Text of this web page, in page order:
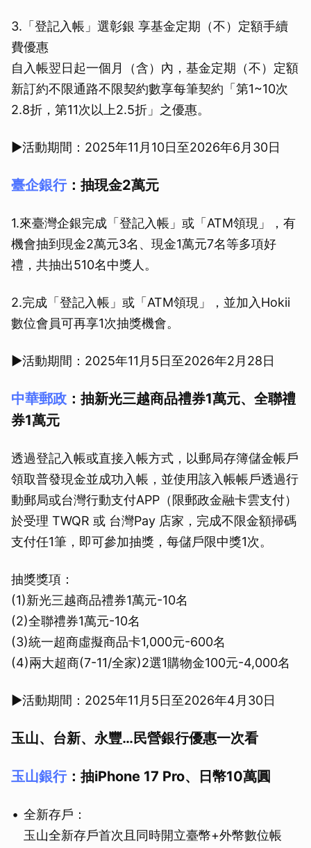
3.「登記入帳」選彰銀 享基金定期（不）定額手續
費優惠
自入帳翌日起一個月（含）內，基金定期（不）定額
新訂約不限通路不限契約數享每筆契約「第1~10次
2.8折，第11次以上2.5折」之優惠。
▶活動期間：2025年11月10日至2026年6月30日
臺企銀行：抽現金2萬元
1.來臺灣企銀完成「登記入帳」或「ATM領現」，有
機會抽到現金2萬元3名、現金1萬元7名等多項好
禮，共抽出510名中獎人。
2.完成「登記入帳」或「ATM領現」，並加入Hokii
數位會員可再享1次抽獎機會。
▶活動期間：2025年11月5日至2026年2月28日
中華郵政 ：抽新光三越商品禮券1萬元、全聯禮
券1萬元
透過登記入帳或直接入帳方式，以郵局存簿儲金帳戶
領取普發現金並成功入帳，並使用該入帳帳戶透過行
動郵局或台灣行動支付APP（限郵政金融卡雲支付）
於受理 TWQR 或 台灣Pay 店家，完成不限金額掃碼
支付任1筆，即可參加抽獎，每儲戶限中獎1次。
抽獎獎項：
(1)新光三越商品禮券1萬元-10名
(2)全聯禮券1萬元-10名
(3)統一超商虛擬商品卡1,000元-600名
(4)兩大超商(7-11/全家)2選1購物金100元-4,000名
▶活動期間：2025年11月5日至2026年4月30日
玉山、台新、永豐…民營銀行優惠一次看
玉山銀行：抽iPhone 17 Pro、日幣10萬圓
全新存戶：
玉山全新存戶首次且同時開立臺幣+外幣數位帳